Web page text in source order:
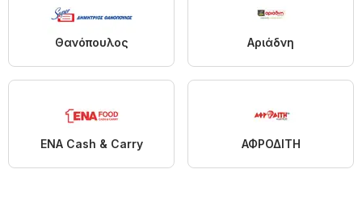
Θανόπουλος Αριάδνη
ENA Cash & Carry ΑΦΡΟΔΙΤΗ